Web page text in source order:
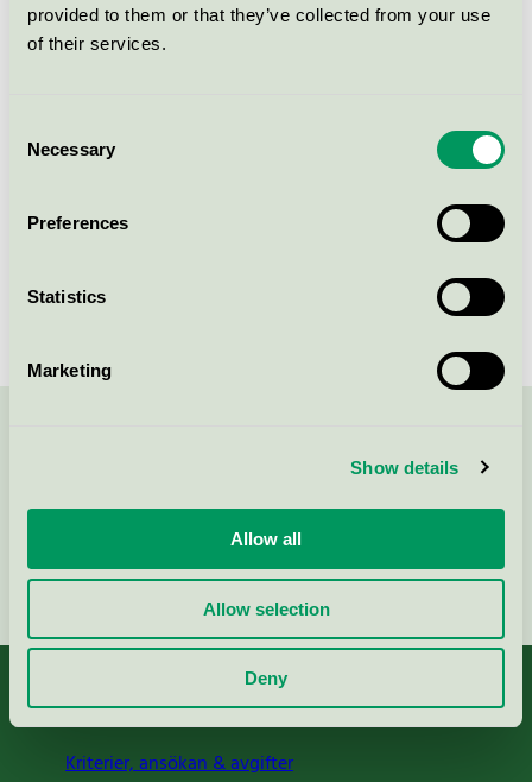
provided to them or that they’ve collected from your use
of their services.
Selection
Necessary
Preferences
Statistics
Marketing
Show details
Allow all
Allow selection
Deny
Svanen / Würth / Avfettningsmedel
Fortsätt
Kriterier, ansökan & avgifter